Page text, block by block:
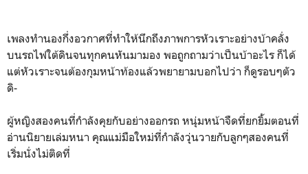
เพลงทำนองกึ่งอวกาศที่ทำให้นึกถึงภาพการหัวเราะอย่างบ้าคลั่ง
บนรถไฟใต้ดินจนทุกคนหันมามอง พอถูกถามว่าเป็นบ้าอะไร ก็ได้
แต่หัวเราะจนต้องกุมหน้าท้องแล้วพยายามบอกไปว่า ก็ดูรอบๆตัว
ดิ-
ผู้หญิงสองคนที่กำลังคุยกับอย่างออกรถ หนุ่มหน้าจืดที่ยกยิ้มตอนที่
อ่านนิยายเล่มหนา คุณแม่มือใหม่ที่กำลังวุ่นวายกับลูกๆสองคนที่
เริ่มนั่งไม่ติดที่